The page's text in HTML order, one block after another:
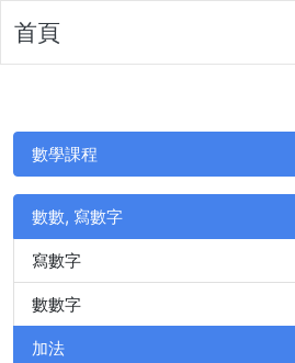
首頁
數學課程
數數, 寫數字
寫數字
數數字
加法